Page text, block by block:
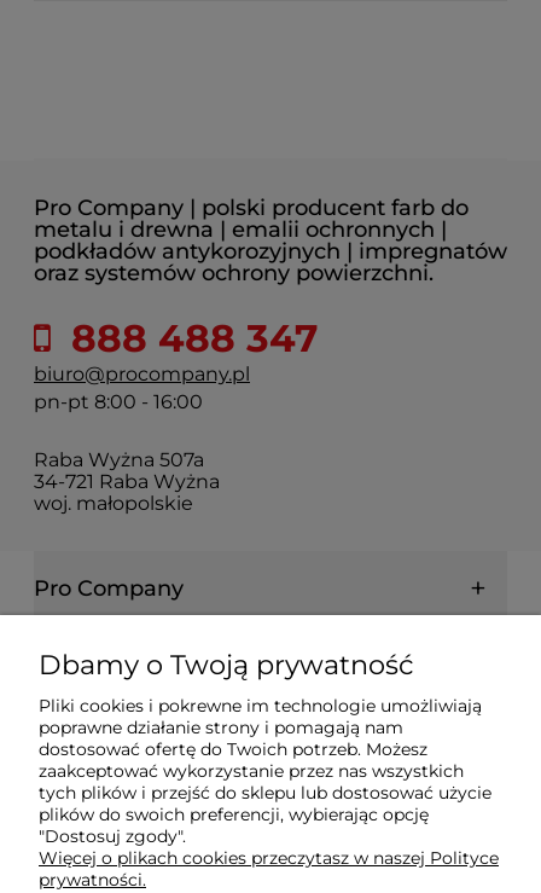
Pro Company | polski producent farb do
metalu i drewna | emalii ochronnych |
podkładów antykorozyjnych | impregnatów
oraz systemów ochrony powierzchni.
888 488 347
biuro@procompany.pl
pn-pt 8:00 - 16:00
Raba Wyżna 507a
34-721 Raba Wyżna
woj. małopolskie
Pro Company
Farby | Lakiery | Emalie
Ochrona drewna | metalu | betonu
Informacje prawne
Dokumenty
Dbamy o Twoją prywatność
Pliki cookies i pokrewne im technologie umożliwiają
poprawne działanie strony i pomagają nam
dostosować ofertę do Twoich potrzeb. Możesz
zaakceptować wykorzystanie przez nas wszystkich
tych plików i przejść do sklepu lub dostosować użycie
plików do swoich preferencji, wybierając opcję
"Dostosuj zgody".
Więcej o plikach cookies przeczytasz w naszej Polityce
prywatności.